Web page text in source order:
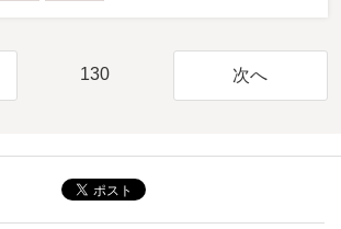
130 次へ